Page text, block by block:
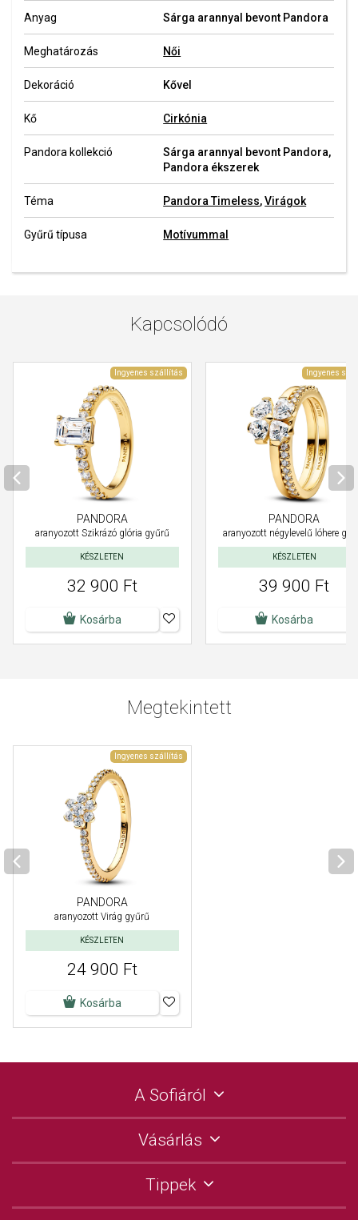
Anyag Sárga arannyal bevont Pandora
Meghatározás Női
Dekoráció Kővel
Kő Cirkónia
Pandora kollekció
Sárga arannyal bevont Pandora,
Pandora ékszerek
Téma Pandora Timeless,Virágok
Gyűrű típusa Motívummal
Kapcsolódó
Ingyenes szállítás
PANDORA
aranyozott Szikrázó glória gyűrű
KÉSZLETEN
32 900 Ft
Kosárba
Ingyenes
PANDORA
aranyozott négylevelű lóhere
KÉSZLETEN
39 900 Ft
Kosárba
Megtekintett
Ingyenes szállítás
PANDORA
aranyozott Virág gyűrű
KÉSZLETEN
24 900 Ft
Kosárba
A Sofiáról
Vásárlás
Tippek